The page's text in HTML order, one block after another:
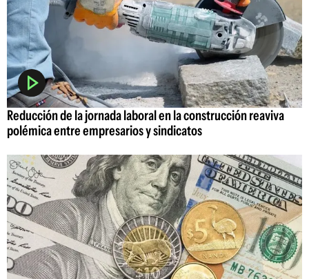
Reducción de la jornada laboral en la construcción reaviva
polémica entre empresarios y sindicatos